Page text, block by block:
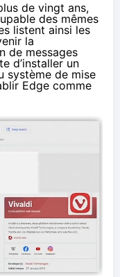
de vingt ans,
des mêmes
listent ainsi les
la
de messages
d’installer un
système de mise
Edge comme